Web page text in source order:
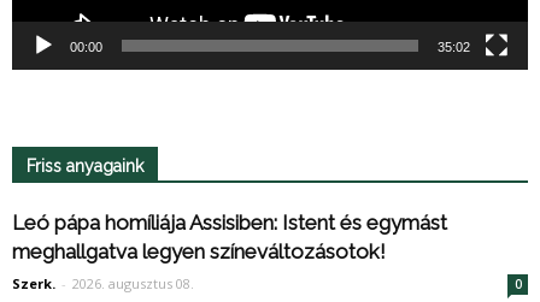
00:00 35:02
Friss anyagaink
Leó pápa homíliája Assisiben: Istent és egymást
meghallgatva legyen színeváltozásotok!
Szerk. - 2026. augusztus 08. 0